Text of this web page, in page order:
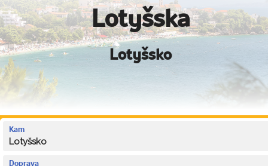
Lotyšska
Lotyšsko
Kam
Lotyšsko
Doprava